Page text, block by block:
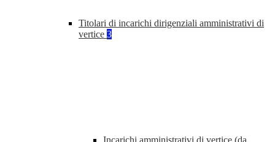
Titolari di incarichi dirigenziali amministrativi di
vertice 3